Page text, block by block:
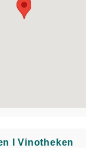
Ι Vinotheken